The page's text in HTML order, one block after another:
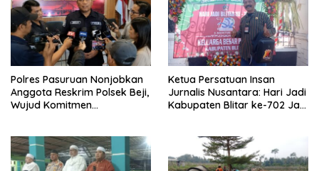
Polres Pasuruan Nonjobkan
Anggota Reskrim Polsek Beji,
Wujud Komitmen
Ketua Persatuan Insan
Jurnalis Nusantara: Hari Jadi
Kabupaten Blitar ke-702 Jadi